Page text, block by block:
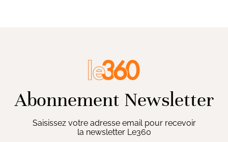
Abonnement Newsletter
Saisissez votre adresse email pour recevoir
la newsletter Le360